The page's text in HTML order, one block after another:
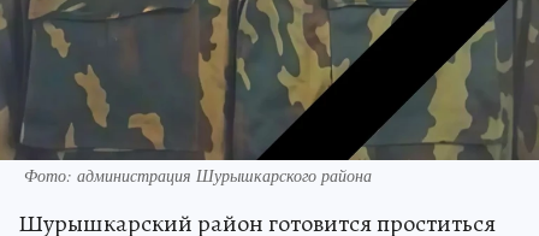
Фото: администрация Шурышкарского района
Шурышкарский район готовится проститься